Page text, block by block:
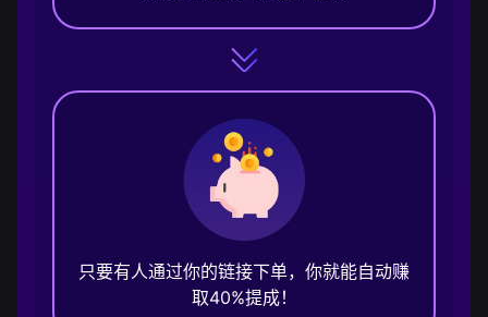
只要有人通过你的链接下单，你就能自动赚
取40%提成！